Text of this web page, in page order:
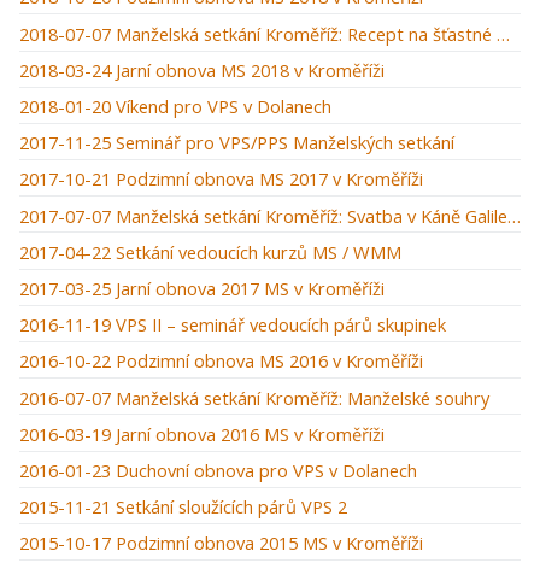
2018-07-07 Manželská setkání Kroměříž: Recept na šťastné manželství
2018-03-24 Jarní obnova MS 2018 v Kroměříži
2018-01-20 Víkend pro VPS v Dolanech
2017-11-25 Seminář pro VPS/PPS Manželských setkání
2017-10-21 Podzimní obnova MS 2017 v Kroměříži
2017-07-07 Manželská setkání Kroměříž: Svatba v Káně Galilejské
2017-04-22 Setkání vedoucích kurzů MS / WMM
2017-03-25 Jarní obnova 2017 MS v Kroměříži
2016-11-19 VPS II – seminář vedoucích párů skupinek
2016-10-22 Podzimní obnova MS 2016 v Kroměříži
2016-07-07 Manželská setkání Kroměříž: Manželské souhry
2016-03-19 Jarní obnova 2016 MS v Kroměříži
2016-01-23 Duchovní obnova pro VPS v Dolanech
2015-11-21 Setkání sloužících párů VPS 2
2015-10-17 Podzimní obnova 2015 MS v Kroměříži